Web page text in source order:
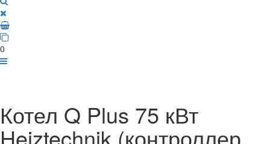
0
Котел Q Plus 75 кВт
Heiztechnik (контроллер